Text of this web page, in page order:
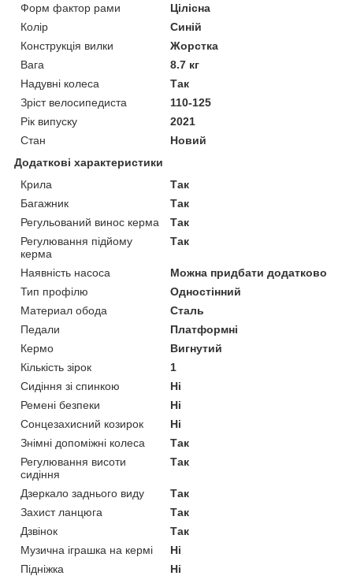
Форм фактор рами
Цілісна
Колір
Синій
Конструкція вилки
Жорстка
Вага
8.7 кг
Надувні колеса
Так
Зріст велосипедиста
110-125
Рік випуску
2021
Стан
Новий
Додаткові характеристики
Крила
Так
Багажник
Так
Регульований винос керма
Так
Регулювання підйому
керма
Так
Наявність насоса
Можна придбати додатково
Тип профілю
Одностінний
Материал обода
Сталь
Педали
Платформні
Кермо
Вигнутий
Кількість зірок
1
Сидіння зі спинкою
Ні
Ремені безпеки
Ні
Сонцезахисний козирок
Ні
Знімні допоміжні колеса
Так
Регулювання висоти
сидіння
Так
Дзеркало заднього виду
Так
Захист ланцюга
Так
Дзвінок
Так
Музична іграшка на кермі
Ні
Підніжка
Ні